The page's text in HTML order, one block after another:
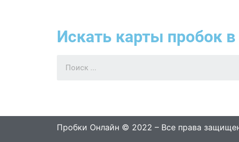
Искать карты пробок в
Пробки Онлайн © 2022 – Все права